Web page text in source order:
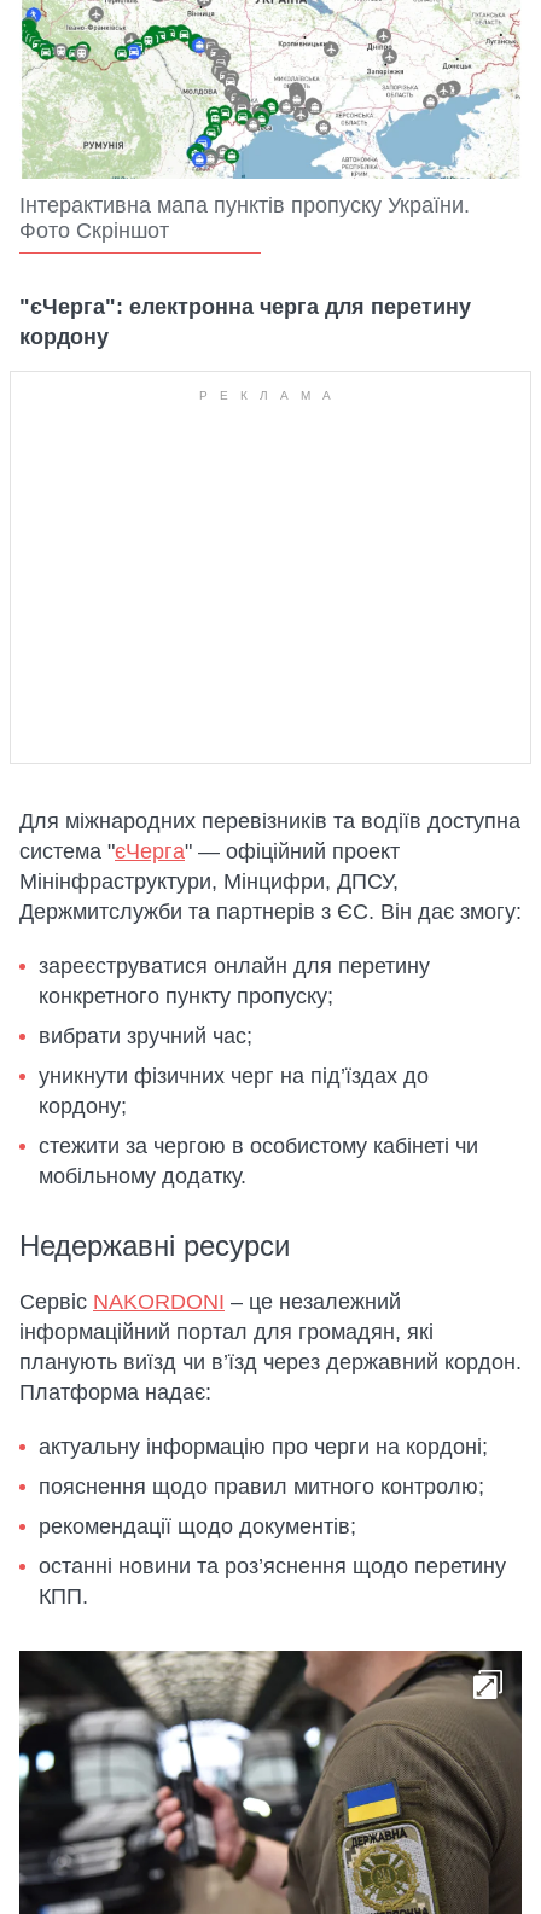
Інтерактивна мапа пунктів пропуску України.
Фото Скріншот
"єЧерга": електронна черга для перетину
кордону
Для міжнародних перевізників та водіїв доступна
система "єЧерга" — офіційний проект
Мінінфраструктури, Мінцифри, ДПСУ,
Держмитслужби та партнерів з ЄС. Він дає змогу:
зареєструватися онлайн для перетину
конкретного пункту пропуску;
вибрати зручний час;
уникнути фізичних черг на під’їздах до
кордону;
стежити за чергою в особистому кабінеті чи
мобільному додатку.
Недержавні ресурси
Сервіс NAKORDONI – це незалежний
інформаційний портал для громадян, які
планують виїзд чи в’їзд через державний кордон.
Платформа надає:
актуальну інформацію про черги на кордоні;
пояснення щодо правил митного контролю;
рекомендації щодо документів;
останні новини та роз’яснення щодо перетину
КПП.